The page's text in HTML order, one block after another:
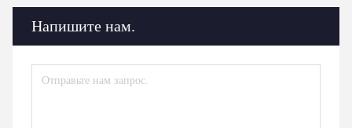
Напишите нам.